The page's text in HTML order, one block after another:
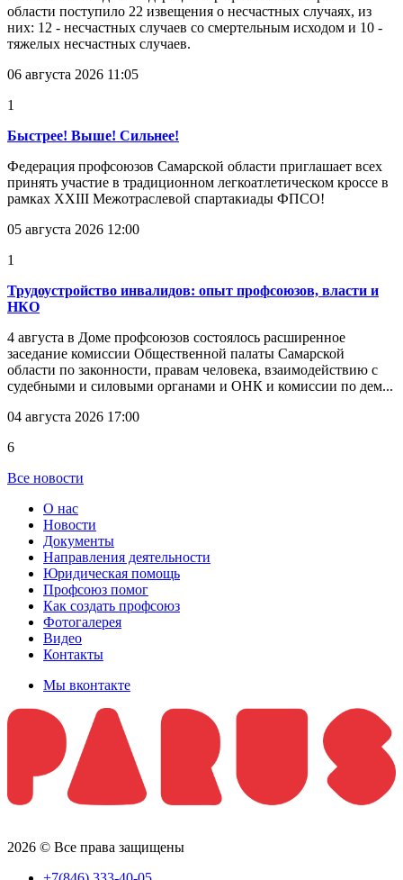
области поступило 22 извещения о несчастных случаях, из
них: 12 - несчастных случаев со смертельным исходом и 10 -
тяжелых несчастных случаев.
06 августа 2026 11:05
1
Быстрее! Выше! Сильнее!
Федерация профсоюзов Самарской области приглашает всех
принять участие в традиционном легкоатлетическом кроссе в
рамках XXIII Межотраслевой спартакиады ФПСО!
05 августа 2026 12:00
1
Трудоустройство инвалидов: опыт профсоюзов, власти и
НКО
4 августа в Доме профсоюзов состоялось расширенное
заседание комиссии Общественной палаты Самарской
области по законности, правам человека, взаимодействию с
судебными и силовыми органами и ОНК и комиссии по дем...
04 августа 2026 17:00
6
Все новости
О нас
Новости
Документы
Направления деятельности
Юридическая помощь
Профсоюз помог
Как создать профсоюз
Фотогалерея
Видео
Контакты
Мы вконтакте
2026 © Все права защищены